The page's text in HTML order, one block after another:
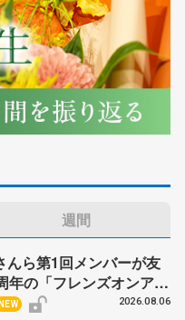
週間
んら第1回メンバーが友
の「フレンズオンアイ
さん、有川梨絵さん、
NEW 2026.08.06